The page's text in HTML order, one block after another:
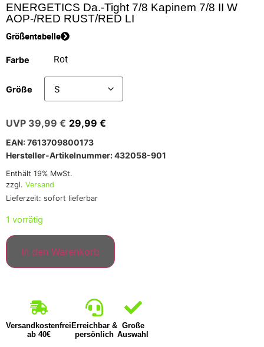
ENERGETICS Da.-Tight 7/8 Kapinem 7/8 II W
AOP-/RED RUST/RED LI
Größentabelle
Farbe
Größe
39,99 € 29,99 €
EAN: 7613709800173
Hersteller-Artikelnummer: 432058-901
Enthält 19% MwSt.
zzgl. Versand
Lieferzeit: sofort lieferbar
1 vorrätig
In den Warenkorb
Versandkostenfrei
ab 40€
Erreichbar &
persönlich
Große
Auswahl